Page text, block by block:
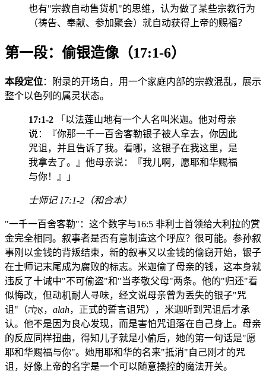
也有"宗教自动售货机"的思维，认为做了某些宗教行为
（祷告、奉献、参加聚会）就自动获得上帝的赐福？
第一段：偷银造像（17:1-6）
本段定位：附录的开场白，用一个家庭内部的宗教混乱，展示
整个以色列的属灵状态。
17:1-2 「以法莲山地有一个人名叫米迦。他对母亲
说：『你那一千一百舍客勒银子被人拿去，你因此
咒诅，并且告诉了我。看哪，这银子在我这里，是
我拿去了。』他母亲说：『我儿啊，愿耶和华赐福
与你！』」
士师记 17:1-2（和合本）
"一千一百舍客勒"：这个数字与16:5 非利士首领给大利拉的赏
金完全相同。叙事者是否有意制造这个呼应？很可能。参孙叙
事刚以金钱的背叛结束，新的叙事又以金钱的偷窃开始，银子
在士师记末尾成为腐败的标志。米迦偷了母亲的钱，这本身就
违反了十诫中"不可偷盗"和"当孝敬父母"两条。他的"归还"看
似悔改，但动机耐人寻味，经文说母亲曾为丢失的银子"咒
诅"（אָלָה， alah，正式的誓言诅咒），米迦听到咒诅后才承
认。他不是因为良心发现，而是害怕咒诅落在自己身上。母亲
的反应同样扭曲，得知儿子就是小偷后，她的第一句话是"愿
耶和华赐福与你"。她用耶和华的名来"抵消"自己刚才的咒
诅，好像上帝的名字是一个可以随意操控的魔法开关。